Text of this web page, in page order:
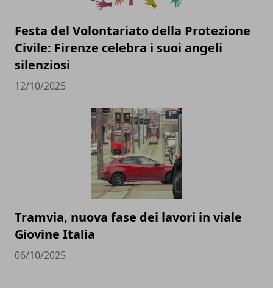
Festa del Volontariato della Protezione
Civile: Firenze celebra i suoi angeli
silenziosi
12/10/2025
Tramvia, nuova fase dei lavori in viale
Giovine Italia
06/10/2025